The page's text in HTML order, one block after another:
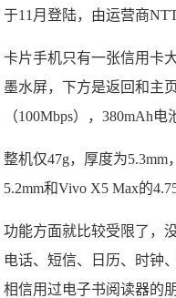
于11月登陆，由运营商
卡片手机只有一张信用卡
墨水屏，下方是返回和主
（100Mbps），380mAh电
整机仅47g，厚度为
5.2mm和Vivo X5 Max的
功能方面就比较受限了，
电话、短信、日历、时钟
相信用过电子书阅读器的